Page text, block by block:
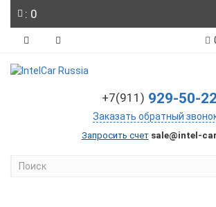
: 0
+7(911) 929-50-22
Заказать обратный
Запросить счет sale@intel-